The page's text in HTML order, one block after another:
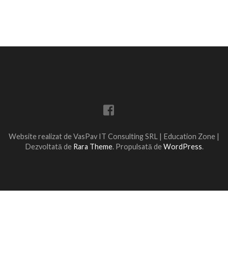
Website realizat de VasPav IT Consulting SRL | Education Zone |
Dezvoltată de Rara Theme. Propulsată deWordPress.